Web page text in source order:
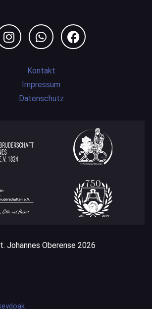
Kontakt
Impressum
Datenschutz
Johannes Oberense 2026